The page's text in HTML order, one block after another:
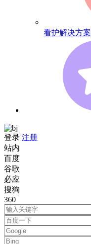
看护解决方案
登录 注册
站内
百度
谷歌
必应
搜狗
360